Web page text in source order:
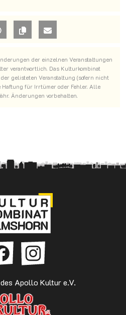
der einzelnen Veranstaltungen
verantwortlich. Das Kulturkombinat
gelisteten Veranstaltung (sofern nicht
Haftung für Irrtümer oder Fehler. Alle
Änderungen vorbehalten.
Apollo Kultur e.V.